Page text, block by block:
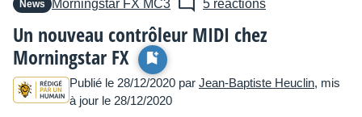
News Morningstar FX MC3 5 réactions
Un nouveau contrôleur MIDI chez
Morningstar FX
Publié le 28/12/2020 par Jean-Baptiste Heuclin, mis
à jour le 28/12/2020